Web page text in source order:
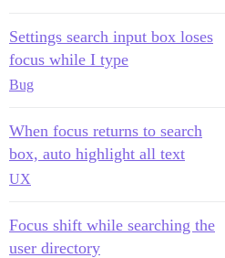
Settings search input box loses
focus while I type
Bug
When focus returns to search
box, auto highlight all text
UX
Focus shift while searching the
user directory